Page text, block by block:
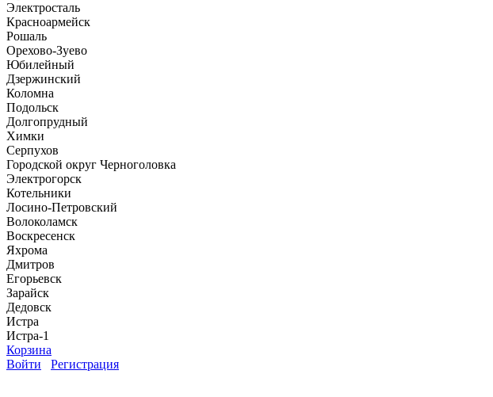
Электросталь
Красноармейск
Рошаль
Орехово-Зуево
Юбилейный
Дзержинский
Коломна
Подольск
Долгопрудный
Химки
Серпухов
Городской округ Черноголовка
Электрогорск
Котельники
Лосино-Петровский
Волоколамск
Воскресенск
Яхрома
Дмитров
Егорьевск
Зарайск
Дедовск
Истра
Истра-1
Корзина
Войти
Регистрация